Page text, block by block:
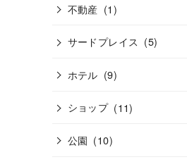
不動産 (1)
サードプレイス (5)
ホテル (9)
ショップ (11)
公園 (10)